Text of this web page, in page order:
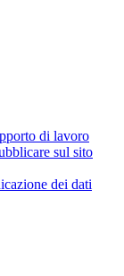
di lavoro
sul sito
dei dati